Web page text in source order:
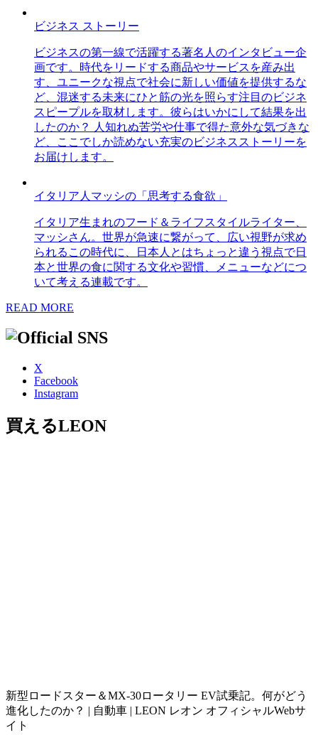
ビジネス ストーリー
ビジネスの第一線で活躍する著名人のインタビュー企
画です。時代をリードする商品やサービスを産み出
す、ユニークな視点で社会に新しい価値を提供するな
ど、混迷する未来にひと筋の光を照らす注目のビジネ
スピープルを取材します。彼らはいかにして結果を出
したのか？ 人知れぬ苦労や仕事で得た意外な気づきな
ど、ここでしか読めない充実のビジネスストーリーを
お届けします。
イタリア人マッシの「思考する食欲」
イタリア生まれのフード＆ライフスタイルライター、
マッシさん。世界が急速に繋がって、広い視野が求め
られるこの時代に、日本人とはちょっと違う視点で日
本と世界の食に関する文化や習慣、メニューなどにつ
いて考える連載です。
READ MORE
X
Facebook
Instagram
買えるLEON
新型ロードスター＆MX-30ロータリー EV試乗記。何がどう
進化したのか？ | 自動車 | LEON レオン オフィシャルWebサ
イト